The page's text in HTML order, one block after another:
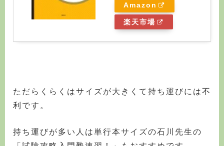
Amazon
楽天市場
ただらくらくはサイズが大きくて持ち運びには不
利です。
持ち運びが多い人は単行本サイズの石川先生の